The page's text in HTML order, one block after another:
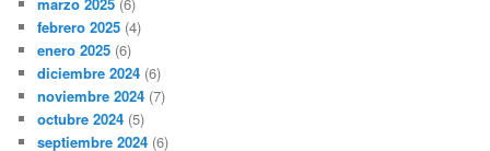
febrero 2025 (4)
enero 2025 (6)
diciembre 2024 (6)
noviembre 2024 (7)
octubre 2024 (5)
septiembre 2024 (6)